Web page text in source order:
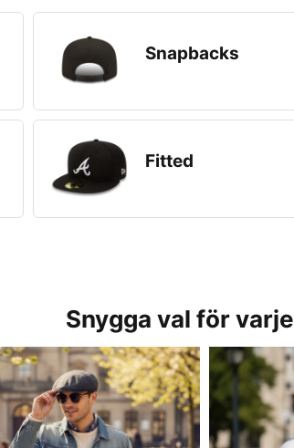
Snapbacks
Fitted
Snygga val för